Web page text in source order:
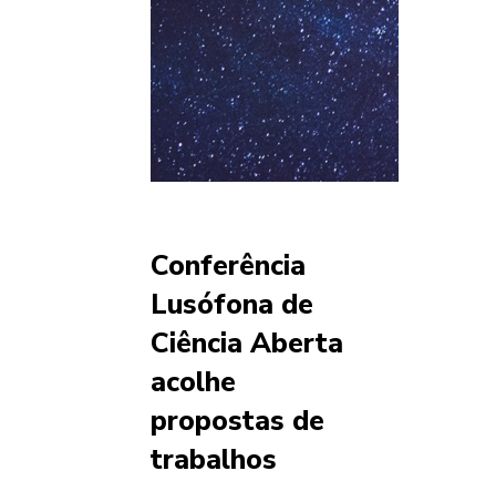
Conferência
Lusófona de
Ciência Aberta
acolhe
propostas de
trabalhos